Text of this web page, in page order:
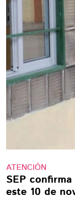
ATENCIÓN
SEP
este 10 de